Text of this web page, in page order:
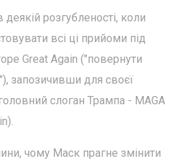
розгубленості, коли
всі ці прийоми під
Great Again ("повернути
запозичивши для своєї
слоган Трампа - MAGA
чому Маск прагне змінити